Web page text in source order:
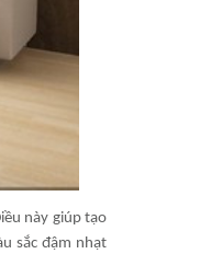
này giúp tạo
sắc đậm nhạt